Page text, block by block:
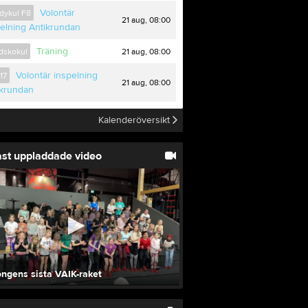
F8
Volontär
Antikrundan
21 aug, 08:00
Träning 21 aug, 08:00
Volontär inspelning
21 aug, 08:00
Kalenderöversikt
uppladdade video
sista VAIK-raket